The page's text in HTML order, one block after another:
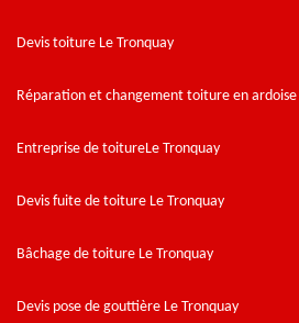
Devis toiture Le Tronquay
Réparation et changement toiture en ardoise
Entreprise de toitureLe Tronquay
Devis fuite de toiture Le Tronquay
Bâchage de toiture Le Tronquay
Devis pose de gouttière Le Tronquay